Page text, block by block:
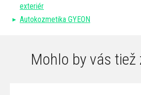
exteriér
Autokozmetika GYEON
Mohlo by vás